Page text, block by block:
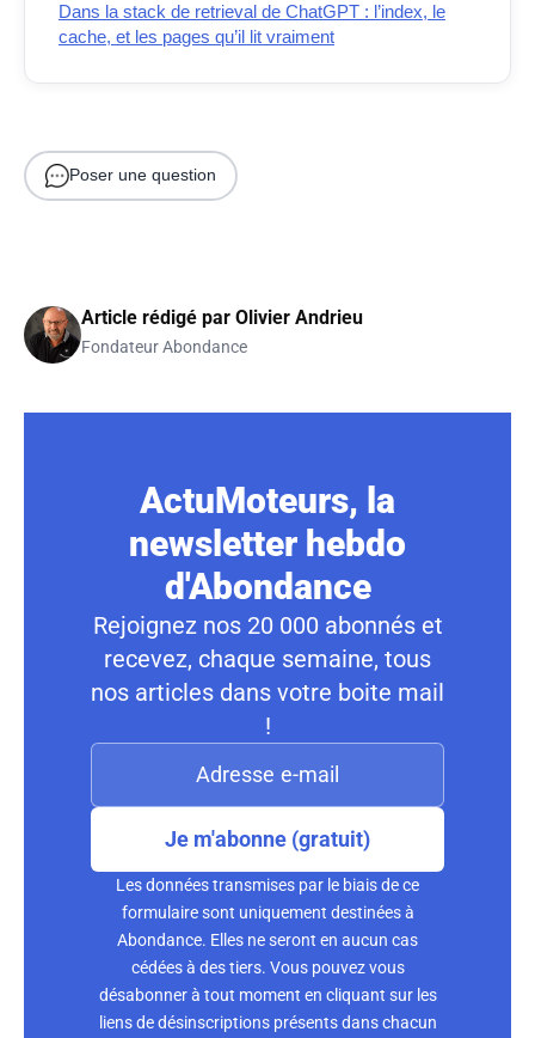
Dans la stack de retrieval de ChatGPT : l’index, le
cache, et les pages qu’il lit vraiment
Poser une question
Article rédigé par Olivier Andrieu
Fondateur Abondance
ActuMoteurs, la
newsletter hebdo
d'Abondance
Rejoignez nos 20 000 abonnés et
recevez, chaque semaine, tous
nos articles dans votre boite mail
!
Je m'abonne (gratuit)
Les données transmises par le biais de ce
formulaire sont uniquement destinées à
Abondance. Elles ne seront en aucun cas
cédées à des tiers. Vous pouvez vous
désabonner à tout moment en cliquant sur les
liens de désinscriptions présents dans chacun